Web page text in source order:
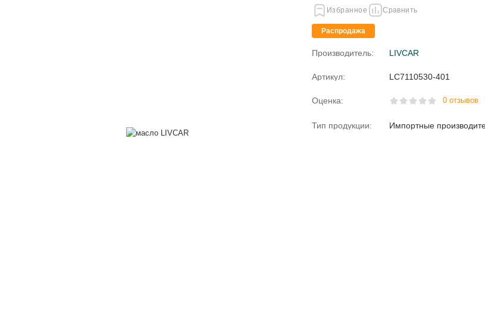
Избранное Сравнить
Распродажа
Производитель: LIVCAR
Артикул: LC7110530-401
Оценка: 0 отзывов
Тип продукции: Импортные